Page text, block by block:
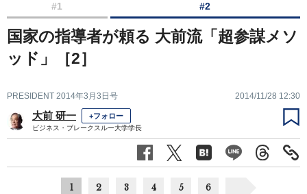
#1 #2
国家の指導者が頼る 大前流「超参謀メソ
ッド」［2］
PRESIDENT 2014年3月3日号 2014/11/28 12:30
大前 研一 +フォロー
ビジネス・ブレークスルー大学学長
1 2 3 4 5 6